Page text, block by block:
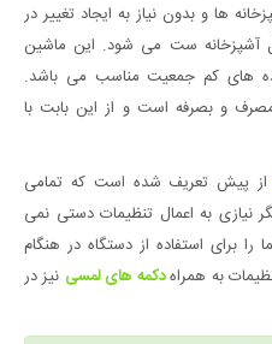
ها و بدون نیاز به ایجاد تغییر در
آشپزخانه ست می شود. این ماشین
خانواده های کم جمعیت مناسب می باشد.
کم مصرف و بصرفه است و از این بابت با
از پیش تعریف شده است که تمامی
نیازی به اعمال تنظیمات دستی نمی
را برای استفاده از دستگاه در هنگام
به همراهدکمه های لمسی نیز در